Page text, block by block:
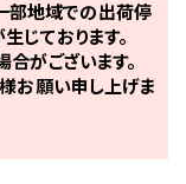
部地域での出荷停
じております。
がございます。
お願い申し上げま